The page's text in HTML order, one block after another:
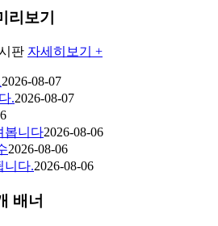
리보기
판 자세히보기 +
2026-08-07
.2026-08-07
봅니다2026-08-06
2026-08-06
니다.2026-08-06
배너